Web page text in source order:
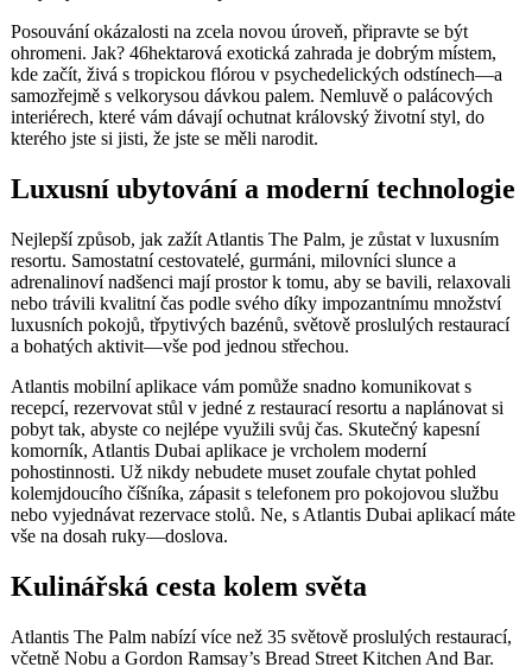
Posouvání okázalosti na zcela novou úroveň, připravte se být
ohromeni. Jak? 46hektarová exotická zahrada je dobrým místem,
kde začít, živá s tropickou flórou v psychedelických odstínech—a
samozřejmě s velkorysou dávkou palem. Nemluvě o palácových
interiérech, které vám dávají ochutnat královský životní styl, do
kterého jste si jisti, že jste se měli narodit.
Luxusní ubytování a moderní technologie
Nejlepší způsob, jak zažít Atlantis The Palm, je zůstat v luxusním
resortu. Samostatní cestovatelé, gurmáni, milovníci slunce a
adrenalinoví nadšenci mají prostor k tomu, aby se bavili, relaxovali
nebo trávili kvalitní čas podle svého díky impozantnímu množství
luxusních pokojů, třpytivých bazénů, světově proslulých restaurací
a bohatých aktivit—vše pod jednou střechou.
Atlantis mobilní aplikace vám pomůže snadno komunikovat s
recepcí, rezervovat stůl v jedné z restaurací resortu a naplánovat si
pobyt tak, abyste co nejlépe využili svůj čas. Skutečný kapesní
komorník, Atlantis Dubai aplikace je vrcholem moderní
pohostinnosti. Už nikdy nebudete muset zoufale chytat pohled
kolemjdoucího číšníka, zápasit s telefonem pro pokojovou službu
nebo vyjednávat rezervace stolů. Ne, s Atlantis Dubai aplikací máte
vše na dosah ruky—doslova.
Kulinářská cesta kolem světa
Atlantis The Palm nabízí více než 35 světově proslulých restaurací,
včetně Nobu a Gordon Ramsay’s Bread Street Kitchen And Bar.